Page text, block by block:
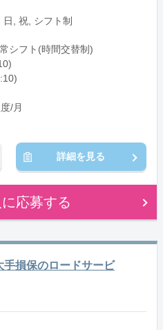
, 祝, シフト制
シフト(時間交替制)
/月
詳細を見る
応募する
損保のロードサービ